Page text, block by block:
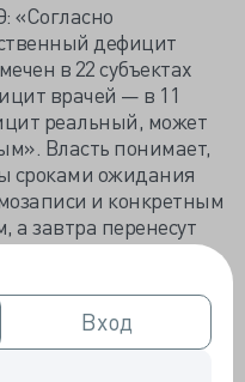
Вход
Вход
«Согласно
дефицит
в 22 субъектах
врачей — в 11
реальный, может
Власть понимает,
сроками ожидания
и конкретным
а завтра перенесут
решать, но даже
и тотальная
качественно